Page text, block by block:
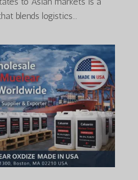
blends logistics...